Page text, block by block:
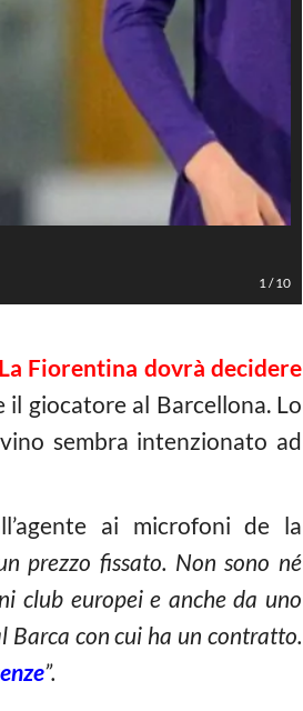
1/10
La Fiorentina dovrà decidere
giocatore al Barcellona. Lo
sembra intenzionato ad
ai microfoni de la
prezzo fissato. Non sono né
club europei e anche da uno
Barca con cui ha un contratto.
”.